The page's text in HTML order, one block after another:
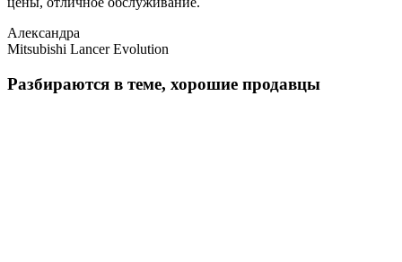
Александра
Mitsubishi Lancer Evolution
Разбираются в теме, хорошие продавцы